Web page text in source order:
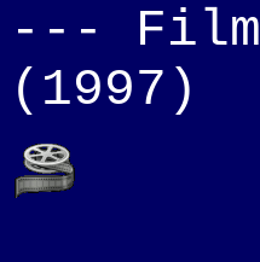
--- Film
(1997)